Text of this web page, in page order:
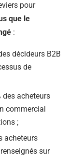
pour
que le
:
décideurs B2B
de
des acheteurs
commercial
;
acheteurs
sur